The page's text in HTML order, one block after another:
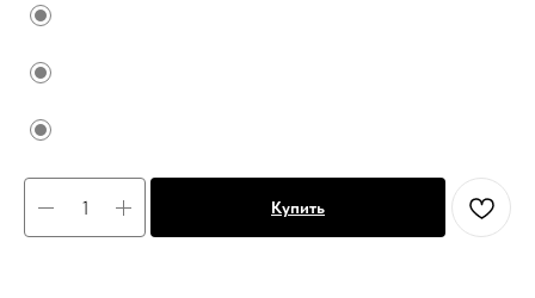
Купить